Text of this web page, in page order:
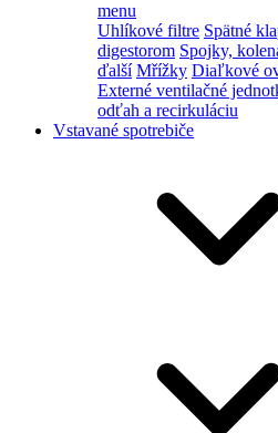
menu
Uhlíkové filtre Spätné
digestorom Spojky,
ďalší Mřížky Diaľkové
Externé ventilačné
odťah a recirkuláciu
Vstavané spotrebiče